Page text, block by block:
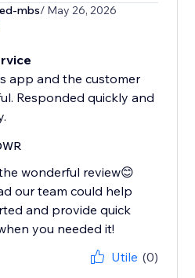
mbs/ May 26, 2026
app and the customer
Responded quickly and
wonderful review😊
our team could help
and provide quick
you needed it!
Utile (0)